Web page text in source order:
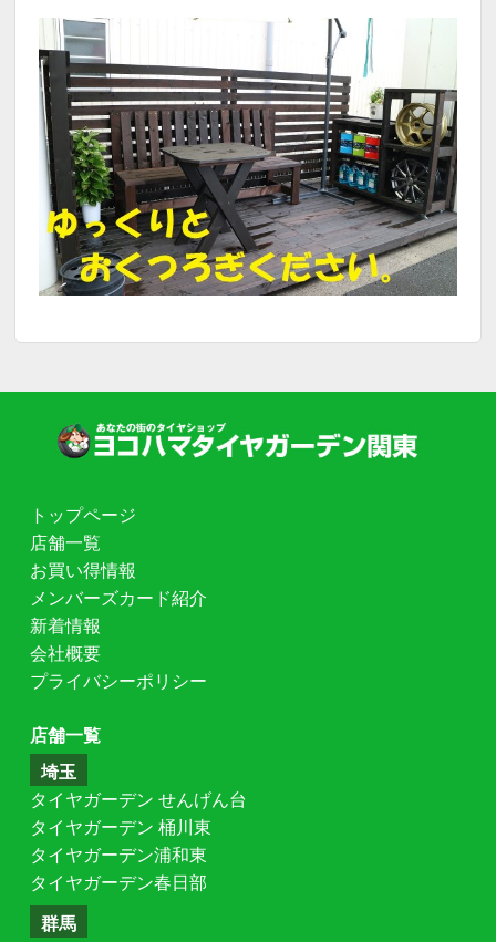
トップページ
店舗一覧
お買い得情報
メンバーズカード紹介
新着情報
会社概要
プライバシーポリシー
店舗一覧
埼玉
タイヤガーデン せんげん台
タイヤガーデン 桶川東
タイヤガーデン浦和東
タイヤガーデン春日部
群馬